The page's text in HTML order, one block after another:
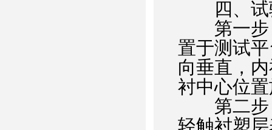
四、试
第一步：
置于测试
向垂直，
衬中心位
第二步：
轻触衬塑